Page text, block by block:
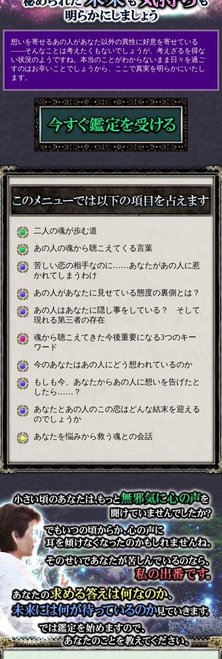
想いを寄せるあの人があなた以外の異性に好意を寄せている
——そんなことは考えたくもないでしょうが、考えざるを得な
い状況のようですね。本当のことがわからないまま日々を過ご
すのはお辛いことでしょうから、ここで真実を明らかにいたし
ます。
二人の魂が歩む道
あの人の魂から聴こえてくる言葉
苦しい恋の相手なのに……あなたがあの人に惹
かれてしまうわけ
あの人があなたに見せている態度の裏側とは？
あの人はあなたに隠し事をしている？ そして
現れる第三者の存在
魂から聴こえてきた今後重要になる3つのキー
ワード
今のあなたはあの人にどう想われているのか
もしも今、あなたからあの人に想いを告げたと
したら……？
あなたとあの人のこの恋はどんな結末を迎える
のでしょうか
あなたを悩みから救う魂との会話